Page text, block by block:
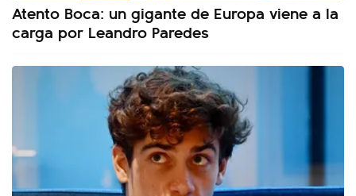
Atento Boca: un gigante de Europa viene a la
carga por Leandro Paredes